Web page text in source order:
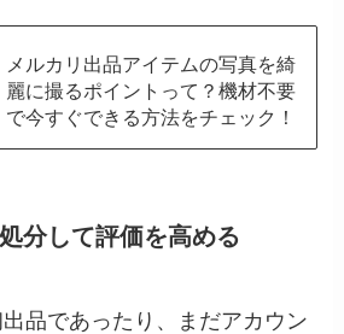
メルカリ出品アイテムの写真を綺
麗に撮るポイントって？機材不要
で今すぐできる方法をチェック！
分して評価を高める
品であったり、まだアカウン